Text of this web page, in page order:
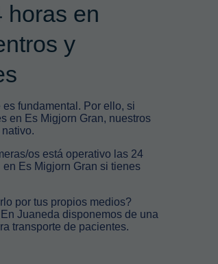
horas en
y
fundamental. Por ello, si
en Es Migjorn Gran, nuestros
os está operativo las 24
Es Migjorn Gran si tienes
por tus propios medios?
Juaneda disponemos de una
transporte de pacientes.